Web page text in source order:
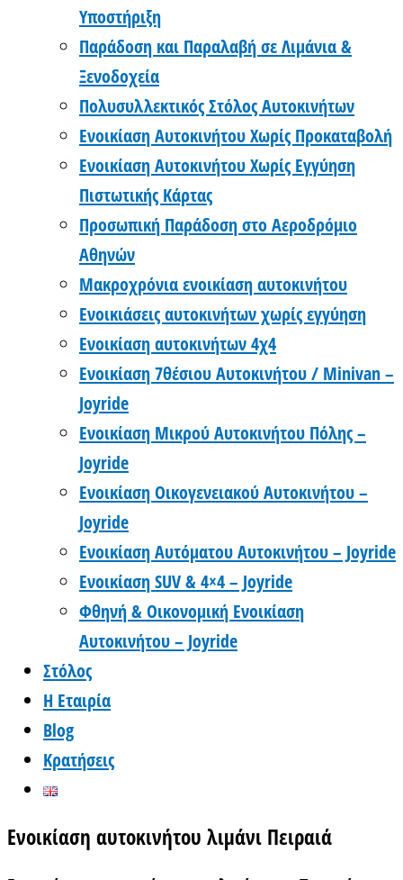
Υποστήριξη
Παράδοση και Παραλαβή σε Λιμάνια &
Ξενοδοχεία
Πολυσυλλεκτικός Στόλος Αυτοκινήτων
Ενοικίαση Αυτοκινήτου Χωρίς Προκαταβολή
Ενοικίαση Αυτοκινήτου Χωρίς Εγγύηση
Πιστωτικής Κάρτας
Προσωπική Παράδοση στο Αεροδρόμιο
Αθηνών
Μακροχρόνια ενοικίαση αυτοκινήτου
Ενοικιάσεις αυτοκινήτων χωρίς εγγύηση
Ενοικίαση αυτοκινήτων 4χ4
Ενοικίαση 7θέσιου Αυτοκινήτου / Minivan –
Joyride
Ενοικίαση Μικρού Αυτοκινήτου Πόλης –
Joyride
Ενοικίαση Οικογενειακού Αυτοκινήτου –
Joyride
Ενοικίαση Αυτόματου Αυτοκινήτου – Joyride
Ενοικίαση SUV & 4×4 – Joyride
Φθηνή & Οικονομική Ενοικίαση
Αυτοκινήτου – Joyride
Στόλος
Η Εταιρία
Blog
Κρατήσεις
Ενοικίαση αυτοκινήτου λιμάνι Πειραιά